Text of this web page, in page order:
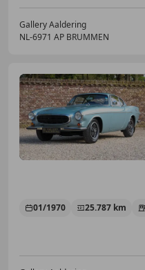
Gallery Aaldering
NL-6971 AP BRUMMEN
01/1970 25.787 km